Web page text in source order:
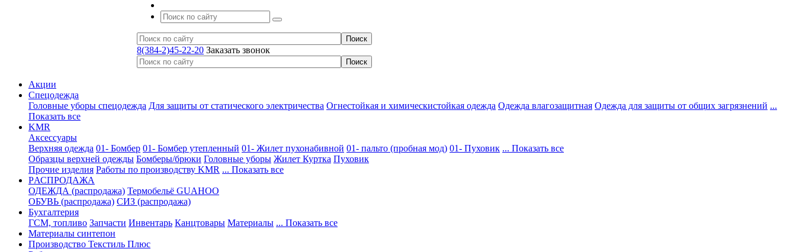
8(384-2)45-22-20 Заказать звонок
Акции
Спецодежда
Головные уборы спецодежда Для защиты от статического электричества Огнестойкая и химическистойкая одежда Одежда влагозащитная Одежда для защиты от общих загрязнений ...
Показать все
KMR
Аксессуары
Верхняя одежда 01- Бомбер 01- Бомбер утепленный 01- Жилет пухонабивной 01- пальто (пробная мод) 01- Пуховик ... Показать все
Образцы верхней одежды Бомберы/брюки Головные уборы Жилет Куртка Пуховик
Прочие изделия Работы по производству KMR ... Показать все
PАСПРОДАЖА
ОДЕЖДА (распродажа) Термобельё GUAHOO
ОБУВЬ (распродажа) СИЗ (распродажа)
Бухгалтерия
ГСМ, топливо Запчасти Инвентарь Канцтовары Материалы ... Показать все
Материалы синтепон
Производство Текстиль Плюс